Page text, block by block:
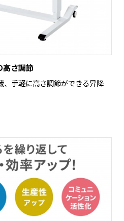
高さ調節
、手軽に高さ調節ができる昇降